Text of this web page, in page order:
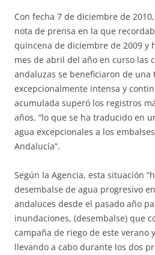
Con fecha 7 de diciembre de
nota de prensa en la que
quincena de diciembre de 2009 y
mes de abril del año en curso las
andaluzas se beneficiaron de una
excepcionalmente intensa y
acumulada superó los registros
años, “lo que se ha traducido en
agua excepcionales a los
Andalucía”.
Según la Agencia, esta situación
desembalse de agua progresivo
andaluces desde el pasado año
inundaciones, (desembalse) que
campaña de riego de este verano
llevando a cabo durante los dos